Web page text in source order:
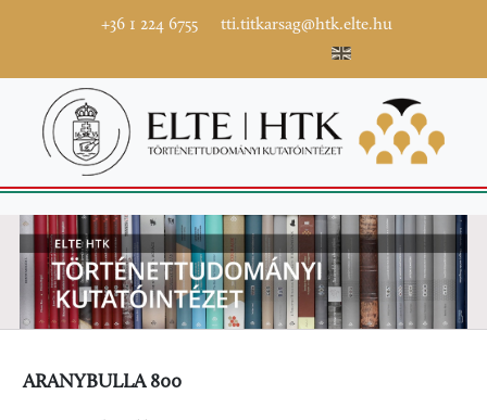
+36 1 224 6755 tti.titkarsag@htk.elte.hu
ARANYBULLA 800